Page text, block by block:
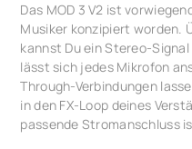
Das MOD 3 V2 ist
Musiker konzipiert worden.
kannst Du ein Stereo-
lässt sich jedes Mikrofon
Through-Verbindungen
in den FX-Loop deines
passende Stromanschluss